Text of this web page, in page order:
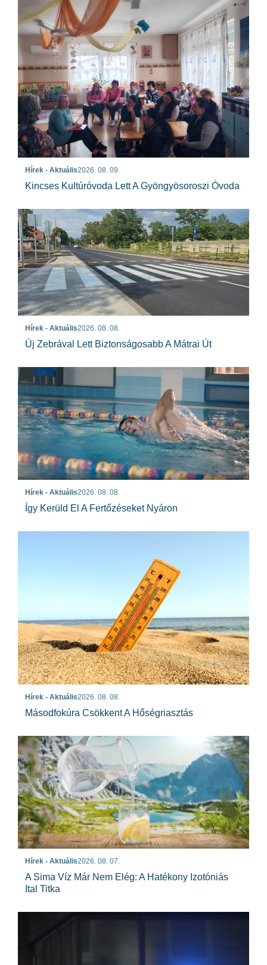
Hírek - Aktuális2026. 08. 09.
Kincses Kultúróvoda Lett A Gyöngyösoroszi Óvoda
Hírek - Aktuális2026. 08. 08.
Új Zebrával Lett Biztonságosabb A Mátrai Út
Hírek - Aktuális2026. 08. 08.
Így Kerüld El A Fertőzéseket Nyáron
Hírek - Aktuális2026. 08. 08.
Másodfokúra Csökkent A Hőségriasztás
Hírek - Aktuális2026. 08. 07.
A Sima Víz Már Nem Elég: A Hatékony Izotóniás
Ital Titka